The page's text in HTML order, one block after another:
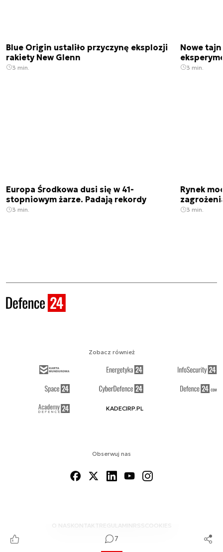
7
Blue Origin ustaliło przyczynę eksplozji
rakiety New Glenn
3 min.
Nowe
3 min.
Europa Środkowa dusi się w 41-
stopniowym żarze. Padają rekordy
3 min.
Rynek
3 min.
Obserwuj nas
O NAS KONTAKTREGULAMINRSS COOKIES
Zobacz również
KADECIRP.PL